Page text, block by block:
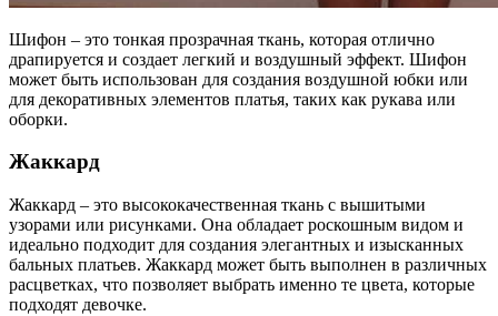
Шифон – это тонкая прозрачная ткань, которая отлично
драпируется и создает легкий и воздушный эффект. Шифон
может быть использован для создания воздушной юбки или
для декоративных элементов платья, таких как рукава или
оборки.
Жаккард
Жаккард – это высококачественная ткань с вышитыми
узорами или рисунками. Она обладает роскошным видом и
идеально подходит для создания элегантных и изысканных
бальных платьев. Жаккард может быть выполнен в различных
расцветках, что позволяет выбрать именно те цвета, которые
подходят девочке.